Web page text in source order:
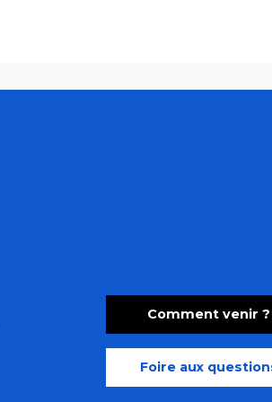
Comment venir ?
Foire aux